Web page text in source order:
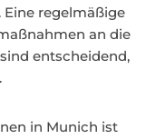
regelmäßige
an die
entscheidend,
in Munich ist